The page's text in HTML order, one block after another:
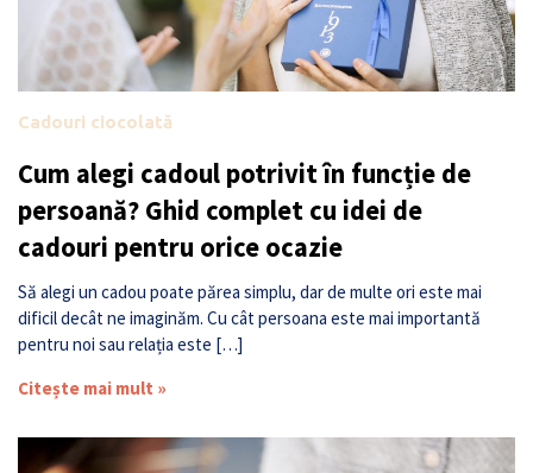
Cadouri ciocolată
Cum alegi cadoul potrivit în funcție de
persoană? Ghid complet cu idei de
cadouri pentru orice ocazie
Să alegi un cadou poate părea simplu, dar de multe ori este mai
dificil decât ne imaginăm. Cu cât persoana este mai importantă
pentru noi sau relația este […]
Citește mai mult »